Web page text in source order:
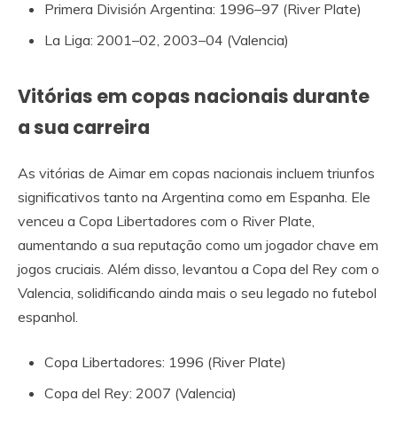
Primera División Argentina: 1996–97 (River Plate)
La Liga: 2001–02, 2003–04 (Valencia)
Vitórias em copas nacionais durante
a sua carreira
As vitórias de Aimar em copas nacionais incluem triunfos
significativos tanto na Argentina como em Espanha. Ele
venceu a Copa Libertadores com o River Plate,
aumentando a sua reputação como um jogador chave em
jogos cruciais. Além disso, levantou a Copa del Rey com o
Valencia, solidificando ainda mais o seu legado no futebol
espanhol.
Copa Libertadores: 1996 (River Plate)
Copa del Rey: 2007 (Valencia)